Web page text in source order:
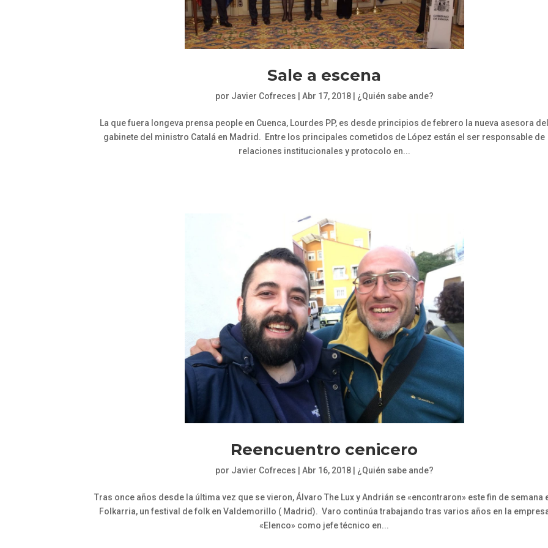
Sale a escena
por Javier Cofreces Abr 17, 2018| ¿Quién sabe ande?
La que fuera longeva prensa people en Cuenca, Lourdes PP, es desde principios de febrero la nueva asesora
gabinete del ministro Catalá en Madrid. Entre los principales cometidos de López están el ser responsable de
relaciones institucionales y protocolo en...
Reencuentro cenicero
por Javier Cofreces Abr 16, 2018| ¿Quién sabe ande?
Tras once años desde la última vez que se vieron, Álvaro The Lux y Andrián se «encontraron» este fin de semana
Folkarria, un festival de folk en Valdemorillo ( Madrid). Varo continúa trabajando tras varios años en la
«Elenco» como jefe técnico en...